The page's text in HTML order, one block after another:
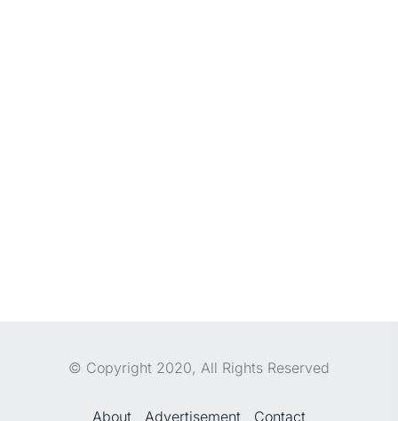
© Copyright 2020, All Rights Reserved
About Advertisement Contact